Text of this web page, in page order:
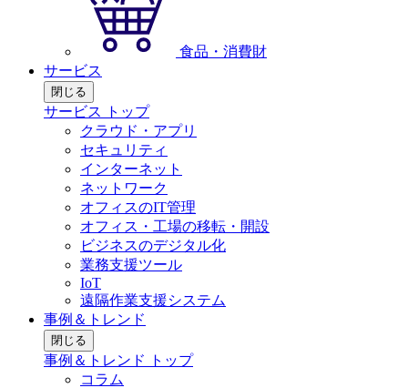
食品・消費財
サービス
閉じる
サービス トップ
クラウド・アプリ
セキュリティ
インターネット
ネットワーク
オフィスのIT管理
オフィス・工場の移転・開設
ビジネスのデジタル化
業務支援ツール
IoT
遠隔作業支援システム
事例＆トレンド
閉じる
事例＆トレンド トップ
コラム